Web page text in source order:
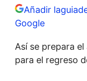
Añadir
Google
Así se prepara
para el regreso